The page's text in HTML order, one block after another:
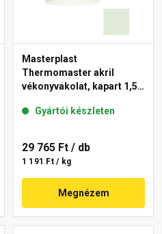
Masterplast
Thermomaster akril
vékonyvakolat, kapart 1,5
Gyártói készleten
29 765 Ft / db
1 191 Ft / kg
Megnézem